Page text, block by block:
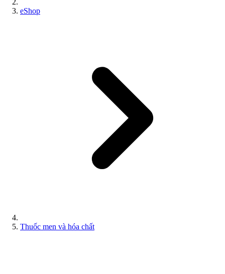
eShop
Thuốc men và hóa chất